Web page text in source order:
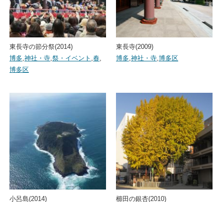
東長寺の節分祭(2014)
博多,神社・寺,祭・イベント ,春,
博多区
東長寺(2009)
博多,神社・寺,博多区
小呂島(2014) 櫛田の銀杏(2010)